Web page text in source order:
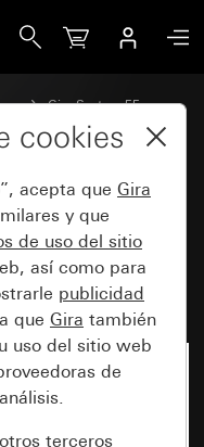
Gira System 55
de bus
de 6
campo de
cookies
acepta que Gira
y que
de uso del sitio
así como para
publicidad
que Gira también
uso del sitio web
de
terceros